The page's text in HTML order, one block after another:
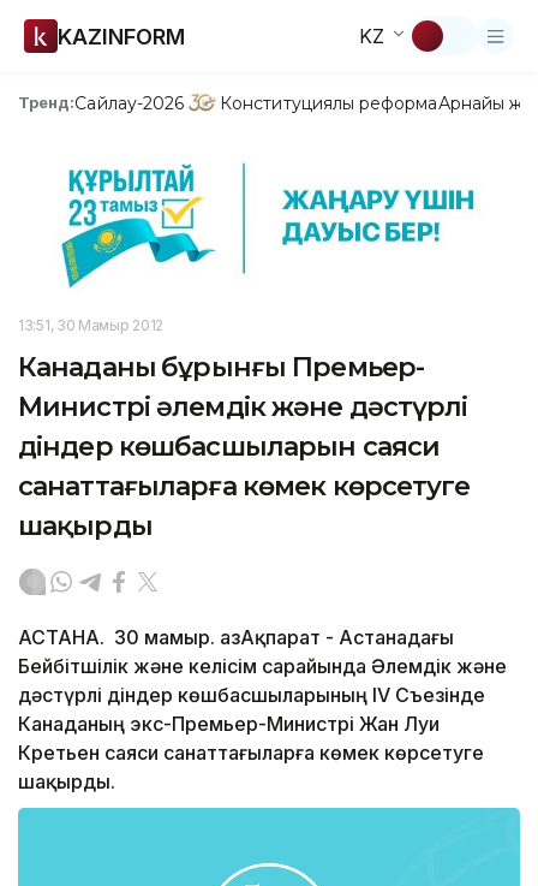
KAZINFORM KZ
Тренд:Сайлау-2026 Конституциялық реформаАрнайы
13:51, 30 Мамыр 2012
Канаданың бұрынғы Премьер-
Министрі әлемдік және дәстүрлі
діндер көшбасшыларын саяси
санаттағыларға көмек көрсетуге
шақырды
АСТАНА. 30 мамыр. ҚазАқпарат - Астанадағы
Бейбітшілік және келісім сарайында Әлемдік және
дәстүрлі діндер көшбасшыларының IV Съезінде
Канаданың экс-Премьер-Министрі Жан Луи
Кретьен саяси санаттағыларға көмек көрсетуге
шақырды.